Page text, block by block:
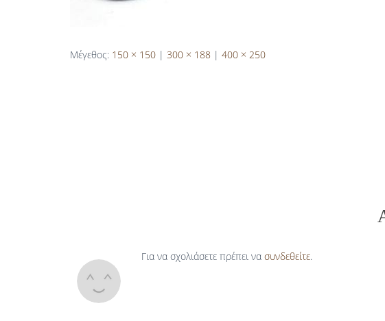
Μέγεθος: 150 × 150 | 300 × 188 | 400 × 250
Για να σχολιάσετε πρέπει να συνδεθείτε.